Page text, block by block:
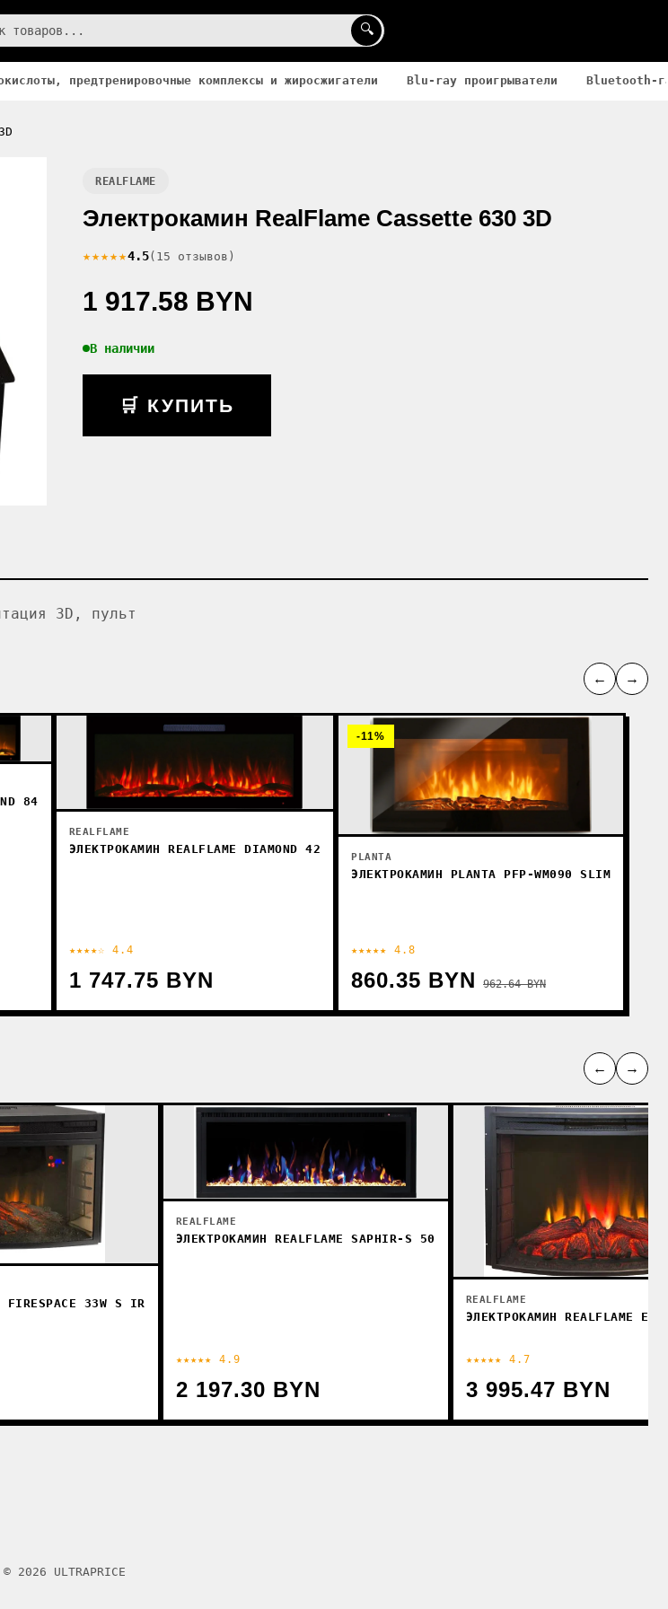
🔍
предтренировочные комплексы и жиросжигатели Blu-ray проигрыватели Bluetooth-
REALFLAME
Электрокамин RealFlame Cassette 630 3D
★★★★★4.5(15 отзывов)
1 917.58 BYN
В наличии
🛒 КУПИТЬ
3D, пульт
← →
84
REALFLAME
ЭЛЕКТРОКАМИН REALFLAME DIAMOND 42
★★★★☆ 4.4
1 747.75 BYN
-11%
PLANTA
ЭЛЕКТРОКАМИН PLANTA PFP-WM090 SLIM
★★★★★ 4.8
860.35 BYN 962.64 BYN
← →
FIRESPACE 33W S IR
REALFLAME
ЭЛЕКТРОКАМИН REALFLAME SAPHIR-S 50
★★★★★ 4.9
2 197.30 BYN
REALFLAME
ЭЛЕКТРОКАМИН REALFLAME
★★★★★ 4.7
3 995.47 BYN
© 2026 ULTRAPRICE